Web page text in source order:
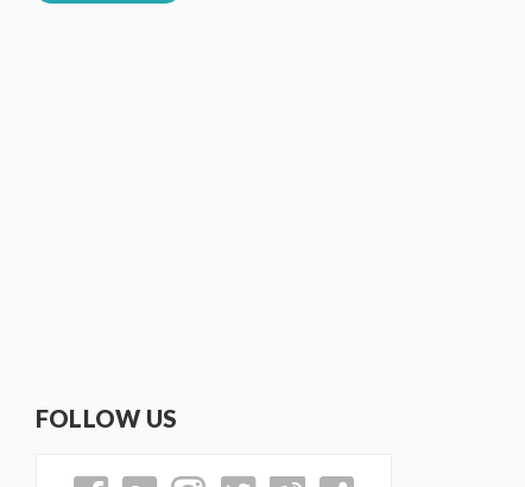
FOLLOW US